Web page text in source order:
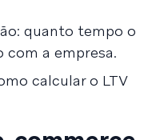
quanto tempo o
a empresa.
calcular o LTV